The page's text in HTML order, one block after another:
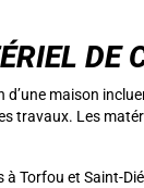
DE
maison
travaux. Les
à Torfou et Saint-